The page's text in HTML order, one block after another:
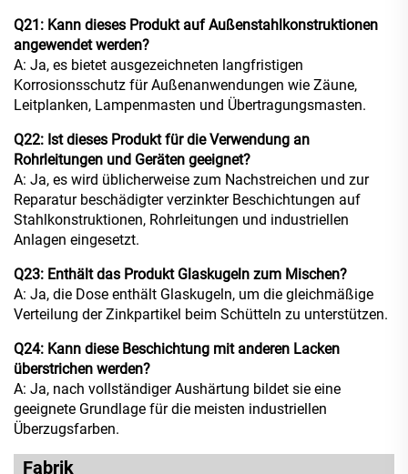
Q21: Kann dieses Produkt auf Außenstahlkonstruktionen
angewendet werden?
A: Ja, es bietet ausgezeichneten langfristigen
Korrosionsschutz für Außenanwendungen wie Zäune,
Leitplanken, Lampenmasten und Übertragungsmasten.
Q22: Ist dieses Produkt für die Verwendung an
Rohrleitungen und Geräten geeignet?
A: Ja, es wird üblicherweise zum Nachstreichen und zur
Reparatur beschädigter verzinkter Beschichtungen auf
Stahlkonstruktionen, Rohrleitungen und industriellen
Anlagen eingesetzt.
Q23: Enthält das Produkt Glaskugeln zum Mischen?
A: Ja, die Dose enthält Glaskugeln, um die gleichmäßige
Verteilung der Zinkpartikel beim Schütteln zu unterstützen.
Q24: Kann diese Beschichtung mit anderen Lacken
überstrichen werden?
A: Ja, nach vollständiger Aushärtung bildet sie eine
geeignete Grundlage für die meisten industriellen
Überzugsfarben.
Fabrik